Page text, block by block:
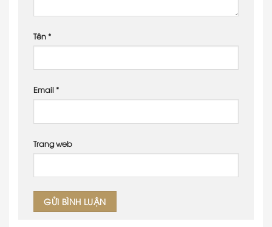
Tên *
Email *
Trang web